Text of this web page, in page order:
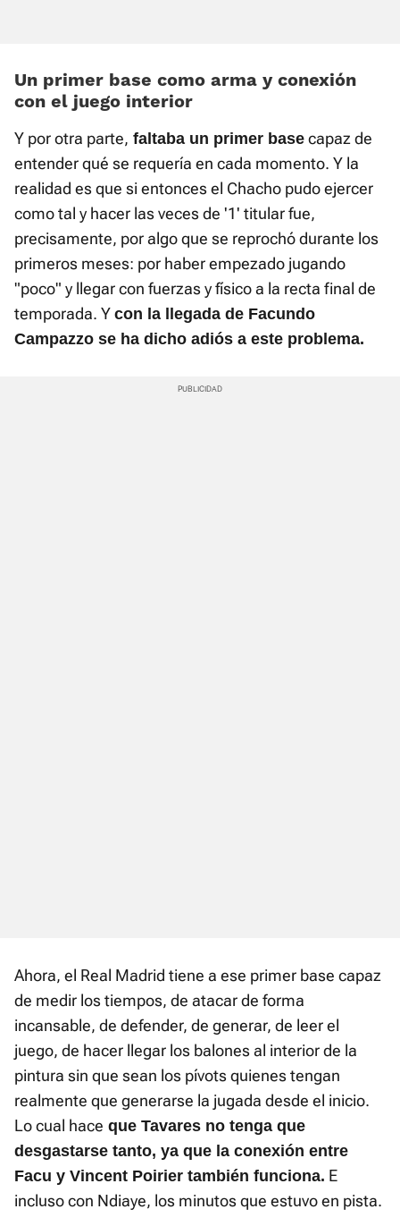
Un primer base como arma y conexión
con el juego interior
Y por otra parte, faltaba un primer base capaz de
entender qué se requería en cada momento. Y la
realidad es que si entonces el Chacho pudo ejercer
como tal y hacer las veces de '1' titular fue,
precisamente, por algo que se reprochó durante los
primeros meses: por haber empezado jugando
"poco" y llegar con fuerzas y físico a la recta final de
temporada. Y con la llegada de Facundo
Campazzo se ha dicho adiós a este problema.
Ahora, el Real Madrid tiene a ese primer base capaz
de medir los tiempos, de atacar de forma
incansable, de defender, de generar, de leer el
juego, de hacer llegar los balones al interior de la
pintura sin que sean los pívots quienes tengan
realmente que generarse la jugada desde el inicio.
Lo cual hace que Tavares no tenga que
desgastarse tanto, ya que la conexión entre
Facu y Vincent Poirier también funciona. E
incluso con Ndiaye, los minutos que estuvo en pista.